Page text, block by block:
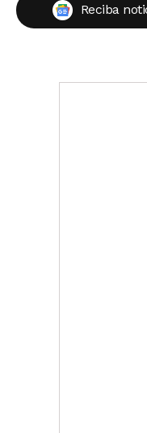
Reciba